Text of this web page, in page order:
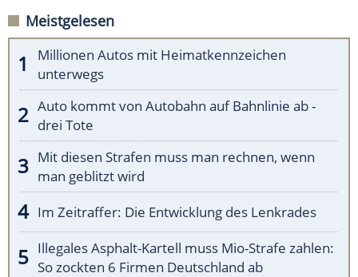
Meistgelesen
Millionen Autos mit Heimatkennzeichen
unterwegs
Auto kommt von Autobahn auf Bahnlinie ab -
drei Tote
Mit diesen Strafen muss man rechnen, wenn
man geblitzt wird
Im Zeitraffer: Die Entwicklung des Lenkrades
Illegales Asphalt-Kartell muss Mio-Strafe zahlen:
So zockten 6 Firmen Deutschland ab